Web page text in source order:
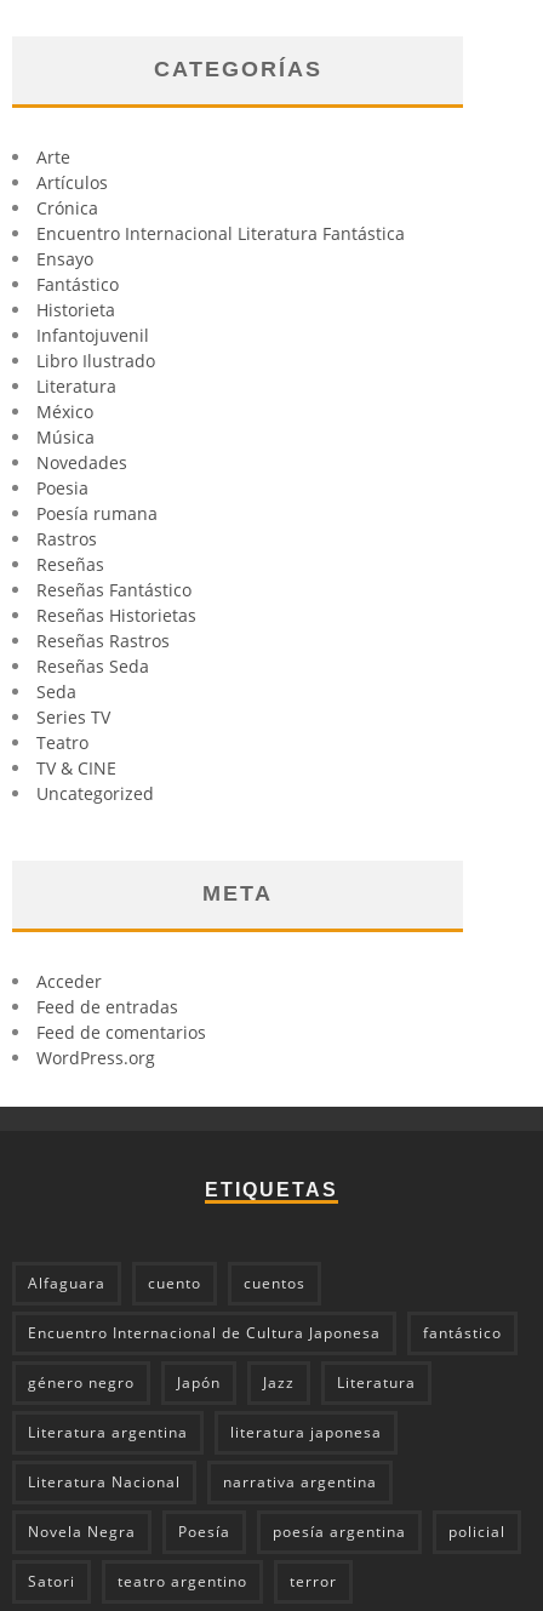
CATEGORÍAS
Arte
Artículos
Crónica
Encuentro Internacional Literatura Fantástica
Ensayo
Fantástico
Historieta
Infantojuvenil
Libro Ilustrado
Literatura
México
Música
Novedades
Poesia
Poesía rumana
Rastros
Reseñas
Reseñas Fantástico
Reseñas Historietas
Reseñas Rastros
Reseñas Seda
Seda
Series TV
Teatro
TV & CINE
Uncategorized
META
Acceder
Feed de entradas
Feed de comentarios
WordPress.org
ETIQUETAS
Alfaguara cuento cuentos
Encuentro Internacional de Cultura Japonesa fantástico
género negro Japón Jazz Literatura
Literatura argentina literatura japonesa
Literatura Nacional narrativa argentina
Novela Negra Poesía poesía argentina policial
Satori teatro argentino terror